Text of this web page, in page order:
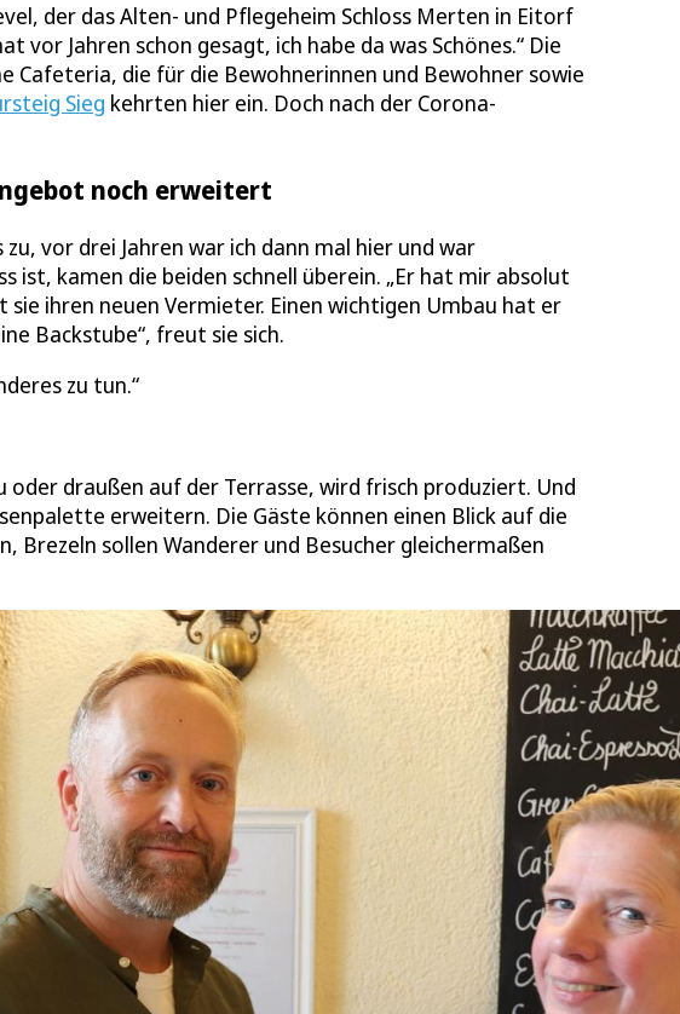
der das Alten- und Pflegeheim Schloss Merten in Eitorf
Jahren schon gesagt, ich habe da was Schönes.“ Die
Cafeteria, die für die Bewohnerinnen und Bewohner sowie
Sieg kehrten hier ein. Doch nach der Corona-
noch erweitert
vor drei Jahren war ich dann mal hier und war
ist, kamen die beiden schnell überein. „Er hat mir absolut
ihren neuen Vermieter. Einen wichtigen Umbau hat er
Backstube“, freut sie sich.
zu tun.
draußen auf der Terrasse, wird frisch produziert. Und
erweitern. Die Gäste können einen Blick auf die
Brezeln sollen Wanderer und Besucher gleichermaßen